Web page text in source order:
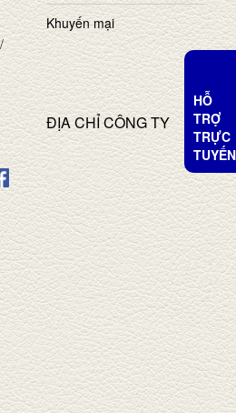
Khuyến mại
ĐỊA CHỈ CÔNG TY
HỖ
TRỢ
TRỰC
TUYẾN